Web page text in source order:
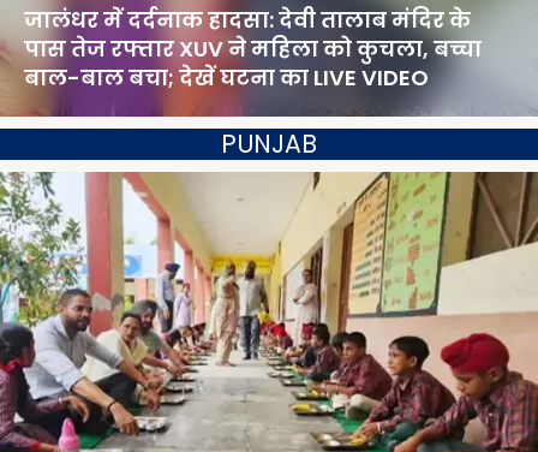
जालंधर में दर्दनाक हादसा: देवी तालाब मंदिर के
पास तेज रफ्तार XUV ने महिला को कुचला, बच्चा
बाल-बाल बचा; देखें घटना का LIVE VIDEO
PUNJAB